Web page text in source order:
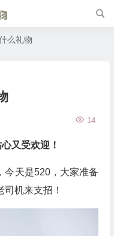
么礼物
14
又受欢迎！
今天是520，大家准备
机来支招！